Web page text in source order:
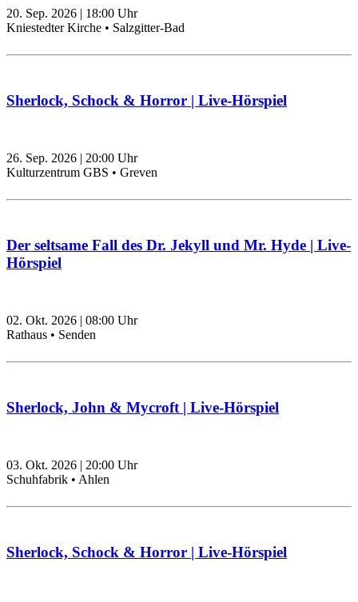
20. Sep. 2026 | 18:00 Uhr
Kniestedter Kirche • Salzgitter-Bad
Sherlock, Schock & Horror | Live-Hörspiel
26. Sep. 2026 | 20:00 Uhr
Kulturzentrum GBS • Greven
Der seltsame Fall des Dr. Jekyll und Mr. Hyde | Live-
Hörspiel
02. Okt. 2026 | 08:00 Uhr
Rathaus • Senden
Sherlock, John & Mycroft | Live-Hörspiel
03. Okt. 2026 | 20:00 Uhr
Schuhfabrik • Ahlen
Sherlock, Schock & Horror | Live-Hörspiel